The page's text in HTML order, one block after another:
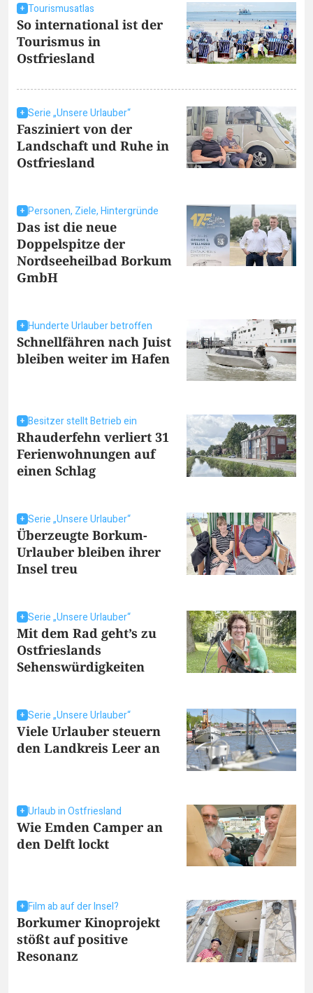
Tourismusatlas
So international ist der
Tourismus in
Ostfriesland
Serie „Unsere Urlauber“
Fasziniert von der
Landschaft und Ruhe in
Ostfriesland
Personen, Ziele, Hintergründe
Das ist die neue
Doppelspitze der
Nordseeheilbad Borkum
GmbH
Hunderte Urlauber betroffen
Schnellfähren nach Juist
bleiben weiter im Hafen
Besitzer stellt Betrieb ein
Rhauderfehn verliert 31
Ferienwohnungen auf
einen Schlag
Serie „Unsere Urlauber“
Überzeugte Borkum-
Urlauber bleiben ihrer
Insel treu
Serie „Unsere Urlauber“
Mit dem Rad geht’s zu
Ostfrieslands
Sehenswürdigkeiten
Serie „Unsere Urlauber“
Viele Urlauber steuern
den Landkreis Leer an
Urlaub in Ostfriesland
Wie Emden Camper an
den Delft lockt
Film ab auf der Insel?
Borkumer Kinoprojekt
stößt auf positive
Resonanz